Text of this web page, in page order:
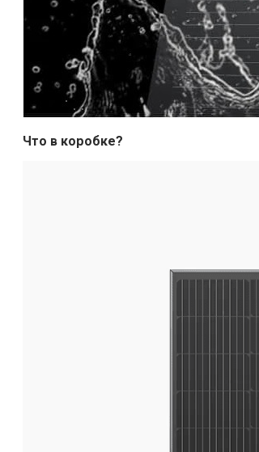
Что в коробке?